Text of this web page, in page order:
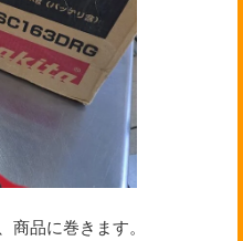
商品に巻きます。